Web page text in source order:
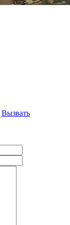
Вызвать